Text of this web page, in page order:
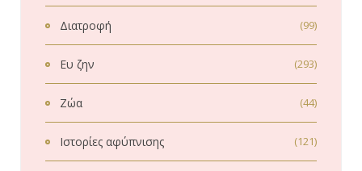
Διατροφή (99)
Ευ ζην (293)
Ζώα (44)
Ιστορίες αφύπνισης (121)